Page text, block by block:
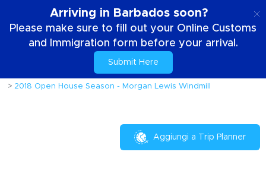
Arriving in Barbados soon?
Please make sure to fill out your Online Customs
and Immigration form before your arrival.
Submit Here
Eventi e Festival
2018 Open House Season - Morgan Lewis Windmill
Aggiungi a Trip Planner